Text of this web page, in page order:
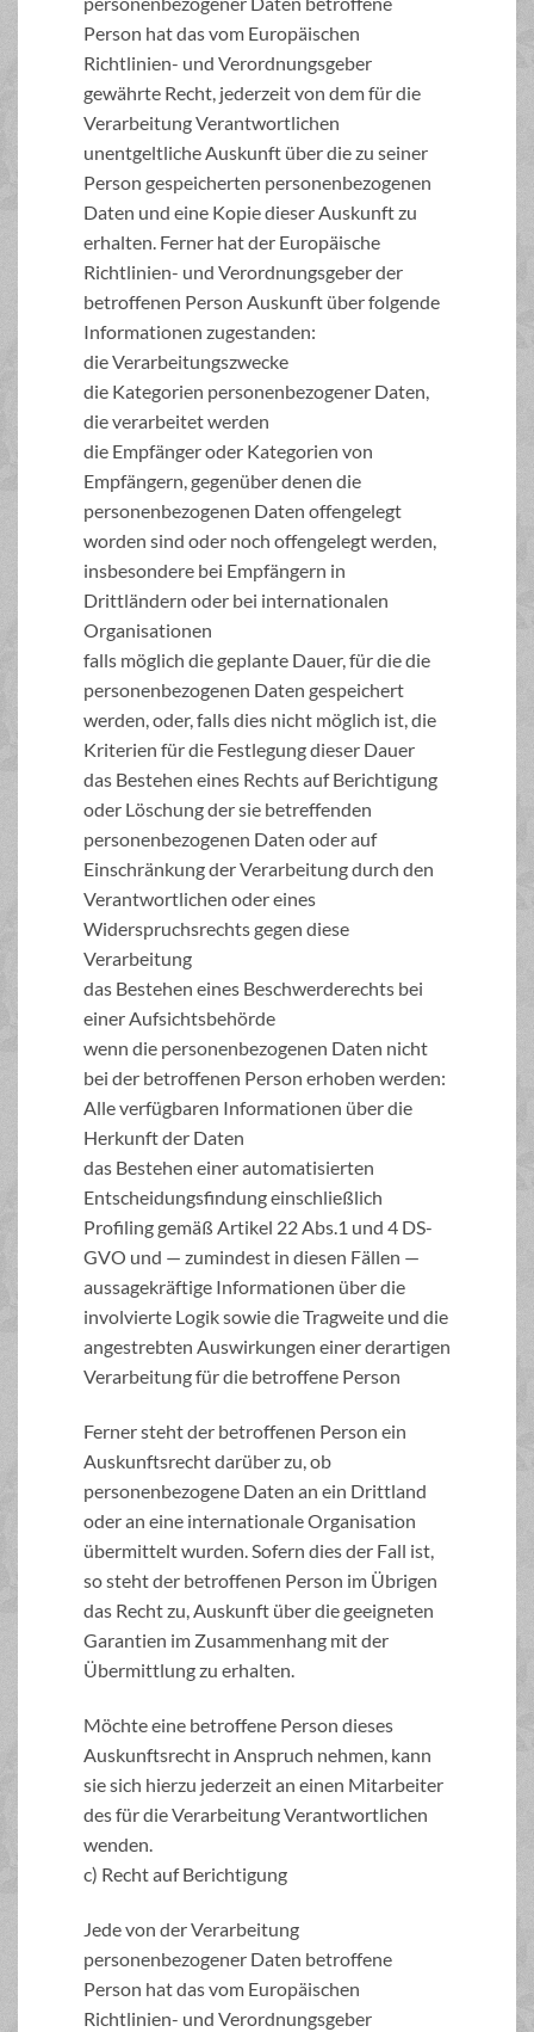
Person hat das vom Europäischen
Richtlinien- und Verordnungsgeber
gewährte Recht, jederzeit von dem für die
Verarbeitung Verantwortlichen
unentgeltliche Auskunft über die zu seiner
Person gespeicherten personenbezogenen
Daten und eine Kopie dieser Auskunft zu
erhalten. Ferner hat der Europäische
Richtlinien- und Verordnungsgeber der
betroffenen Person Auskunft über folgende
Informationen zugestanden:
die Verarbeitungszwecke
die Kategorien personenbezogener Daten,
die verarbeitet werden
die Empfänger oder Kategorien von
Empfängern, gegenüber denen die
personenbezogenen Daten offengelegt
worden sind oder noch offengelegt werden,
insbesondere bei Empfängern in
Drittländern oder bei internationalen
Organisationen
falls möglich die geplante Dauer, für die die
personenbezogenen Daten gespeichert
werden, oder, falls dies nicht möglich ist, die
Kriterien für die Festlegung dieser Dauer
das Bestehen eines Rechts auf Berichtigung
oder Löschung der sie betreffenden
personenbezogenen Daten oder auf
Einschränkung der Verarbeitung durch den
Verantwortlichen oder eines
Widerspruchsrechts gegen diese
Verarbeitung
das Bestehen eines Beschwerderechts bei
einer Aufsichtsbehörde
wenn die personenbezogenen Daten nicht
bei der betroffenen Person erhoben werden:
Alle verfügbaren Informationen über die
Herkunft der Daten
das Bestehen einer automatisierten
Entscheidungsfindung einschließlich
Profiling gemäß Artikel 22 Abs.1 und 4 DS-
GVO und — zumindest in diesen Fällen —
aussagekräftige Informationen über die
involvierte Logik sowie die Tragweite und die
angestrebten Auswirkungen einer derartigen
Verarbeitung für die betroffene Person
Ferner steht der betroffenen Person ein
Auskunftsrecht darüber zu, ob
personenbezogene Daten an ein Drittland
oder an eine internationale Organisation
übermittelt wurden. Sofern dies der Fall ist,
so steht der betroffenen Person im Übrigen
das Recht zu, Auskunft über die geeigneten
Garantien im Zusammenhang mit der
Übermittlung zu erhalten.
Möchte eine betroffene Person dieses
Auskunftsrecht in Anspruch nehmen, kann
sie sich hierzu jederzeit an einen Mitarbeiter
des für die Verarbeitung Verantwortlichen
wenden.
c) Recht auf Berichtigung
Jede von der Verarbeitung
personenbezogener Daten betroffene
Person hat das vom Europäischen
Richtlinien- und Verordnungsgeber